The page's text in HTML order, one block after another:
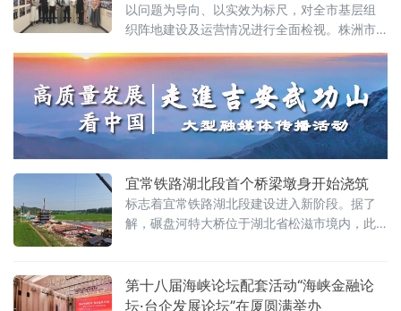
向"活起来"
以问题为导向、以实效为标尺，对全市基层组
织阵地建设及运营情况进行全面检视。株洲市
长、民革株洲市委会主委程轶辉带队调研。调
研组先后走访株洲民革党员之家及天元一支部
党员之家，实地察看阵地硬件设施、文化展
示、功能规划及多媒体配置等基础条件，并听
取民革醴陵市委会及市机关支部、天
宜常铁路湖北段首个桥梁墩身开始浇筑
标志着宜常铁路湖北段建设进入新阶段。据了
解，碾盘河特大桥位于湖北省松滋市境内，此
米；设计墩身横向宽度6.71米，纵向宽度3.01
米，墩身坡率为
第十八届海峡论坛配套活动“海峡金融论
坛·台企发展论坛”在厦圆满举办